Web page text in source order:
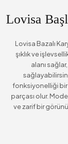
Lovisa
Lovisa Bazalı
şıklık ve
alanı
fonksiyonelliği bir
parçası olur.
ve zarif bir